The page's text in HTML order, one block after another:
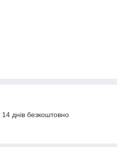
днів безкоштовно